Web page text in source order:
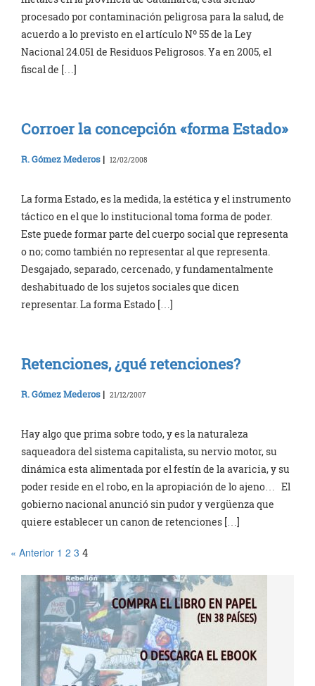
procesado por contaminación peligrosa para la salud, de
acuerdo a lo previsto en el artículo Nº 55 de la Ley
Nacional 24.051 de Residuos Peligrosos. Ya en 2005, el
fiscal de […]
Corroer la concepción «forma Estado»
R. Gómez Mederos | 12/02/2008
La forma Estado, es la medida, la estética y el instrumento
táctico en el que lo institucional toma forma de poder.
Este puede formar parte del cuerpo social que representa
o no; como también no representar al que representa.
Desgajado, separado, cercenado, y fundamentalmente
deshabituado de los sujetos sociales que dicen
representar. La forma Estado […]
Retenciones, ¿qué retenciones?
R. Gómez Mederos | 21/12/2007
Hay algo que prima sobre todo, y es la naturaleza
saqueadora del sistema capitalista, su nervio motor, su
dinámica esta alimentada por el festín de la avaricia, y su
poder reside en el robo, en la apropiación de lo ajeno… El
gobierno nacional anunció sin pudor y vergüenza que
quiere establecer un canon de retenciones […]
« Anterior 1 2 3 4